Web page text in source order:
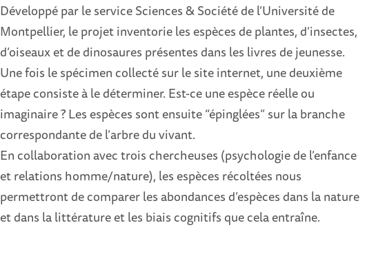
Développé par le service Sciences & Société de l’Université de
Montpellier, le projet inventorie les espèces de plantes, d’insectes,
d’oiseaux et de dinosaures présentes dans les livres de jeunesse.
Une fois le spécimen collecté sur le site internet, une deuxième
étape consiste à le déterminer. Est-ce une espèce réelle ou
imaginaire ? Les espèces sont ensuite “épinglées” sur la branche
correspondante de l’arbre du vivant.
En collaboration avec trois chercheuses (psychologie de l’enfance
et relations homme/nature), les espèces récoltées nous
permettront de comparer les abondances d’espèces dans la nature
et dans la littérature et les biais cognitifs que cela entraîne.